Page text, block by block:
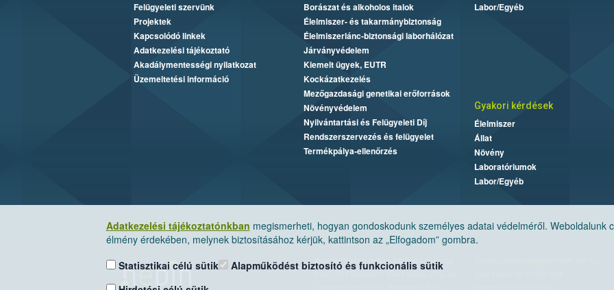
Adatkezelési tájékoztatónkban megismerheti, hogyan gondoskodunk személyes adatai védelméről. Weboldalunk
élmény érdekében, melynek biztosításához kérjük, kattintson az „Elfogadom” gombra.
Statisztikai célú sütik
Alapműködést biztosító és funkcionális sütik
Felügyeleti szervünk
Projektek
Kapcsolódó linkek
Adatkezelési tájékoztató
Akadálymentességi nyilatkozat
Üzemeltetési információ
Borászat és alkoholos italok
Élelmiszer- és takarmánybiztonság
Élelmiszerlánc-biztonsági laborhálózat
Járványvédelem
Kiemelt ügyek, EUTR
Kockázatkezelés
Mezőgazdasági genetikai erőforrások
Növényvédelem
Nyilvántartási és Felügyeleti Díj
Rendszerszervezés és felügyelet
Termékpálya-ellenőrzés
Labor/Egyéb
Gyakori kérdések
Élelmiszer
Állat
Növény
Laboratóriumok
Labor/Egyéb
Nemzeti Élelmiszerlánc-biztonsági Hivatal